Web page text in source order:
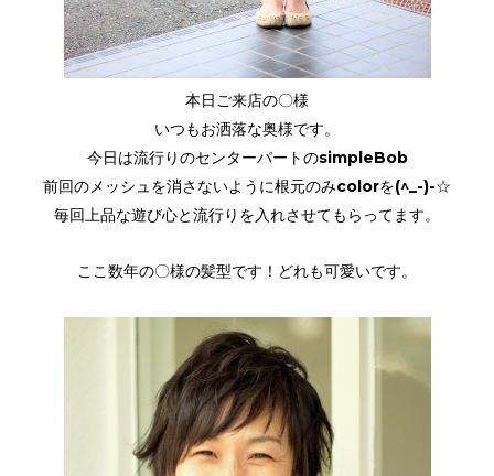
本日ご来店の〇様
いつもお洒落な奥様です。
今日は流行りのセンターパートのsimpleBob
前回のメッシュを消さないように根元のみcolorを(^_-)-☆
毎回上品な遊び心と流行りを入れさせてもらってます。
ここ数年の〇様の髪型です！どれも可愛いです。